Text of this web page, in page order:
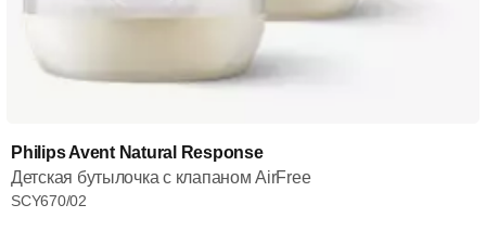
Philips Avent Natural Response
Детская бутылочка с клапаном AirFree
SCY670/02